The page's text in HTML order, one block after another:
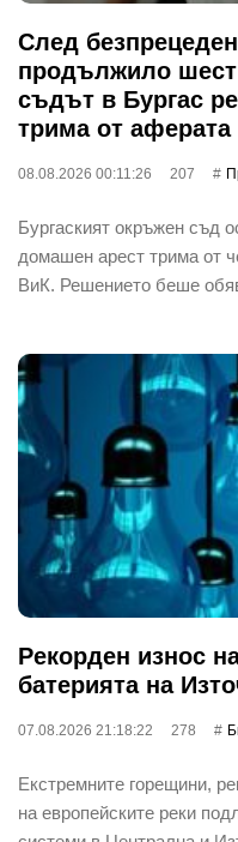
След
продължило
съдът в Бургас
трима от
08.08.2026 00:11:26 207
Бургаският окръжен съд
домашен арест трима от
ВиК. Решението беше
Рекорден износ
батерията на
07.08.2026 21:18:22 278
Екстремните горещини,
на европейските реки